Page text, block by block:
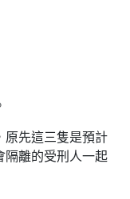
原先這三隻是預計
隔離的受刑人一起